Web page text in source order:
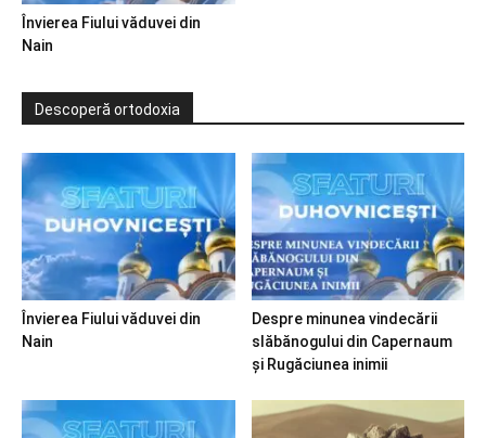
Învierea Fiului văduvei din
Nain
Descoperă ortodoxia
Învierea Fiului văduvei din
Nain
Despre minunea vindecării
slăbănogului din Capernaum
și Rugăciunea inimii